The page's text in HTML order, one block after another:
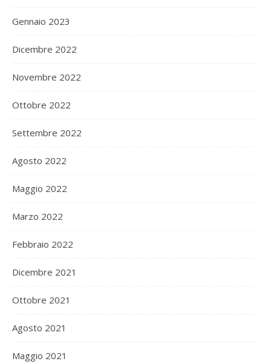
Gennaio 2023
Dicembre 2022
Novembre 2022
Ottobre 2022
Settembre 2022
Agosto 2022
Maggio 2022
Marzo 2022
Febbraio 2022
Dicembre 2021
Ottobre 2021
Agosto 2021
Maggio 2021